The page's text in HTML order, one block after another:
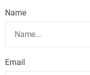
Name
Email